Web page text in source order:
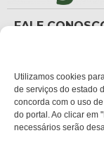
Utilizamos cookies
de serviços do estado
concorda com o uso
do portal. Ao clicar em
necessários serão
FALE
Carteira de
Ouvidoria
ENDEREÇO
Sede